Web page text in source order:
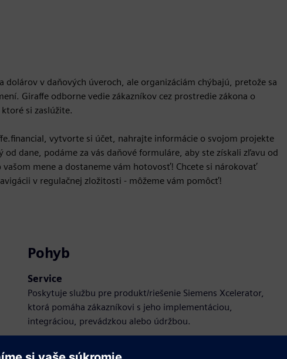
v daňových úveroch, ale organizáciám chýbajú, pretože sa
Giraffe odborne vedie zákazníkov cez prostredie zákona o
si zaslúžite.
vytvorte si účet, nahrajte informácie o svojom projekte
dane, podáme za vás daňové formuláre, aby ste získali zľavu od
mene a dostaneme vám hotovosť! Chcete si nárokovať
v regulačnej zložitosti - môžeme vám pomôcť!
Pohyb
Service
Poskytuje službu pre produkt/riešenie Siemens Xcelerator,
ktorá pomáha zákazníkovi s jeho implementáciou,
integráciou, prevádzkou alebo údržbou.